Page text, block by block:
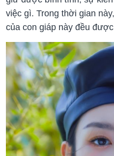
việc gì. Trong thời gian
của con giáp này đều